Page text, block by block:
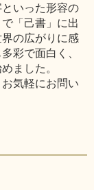
いった形容の
「己書」に出
の広がりに感
彩で面白く、
ました。
気軽にお問い